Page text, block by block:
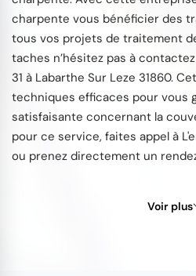
charpente vous bénéficier des
tous vos projets de traitement
taches n’hésitez pas à
31 à Labarthe Sur Leze 31860.
techniques efficaces pour vous
satisfaisante concernant la
pour ce service, faites appel à
ou prenez directement un
Voir plus